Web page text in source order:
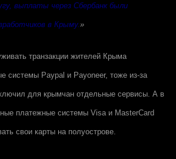
выплаты через Сбербанк были
в Крыму. »
транзакции жителей Крыма
системы Paypal и Payoneer, тоже из-за
для крымчан отдельные сервисы. А в
платежные системы Visa и MasterCard
свои карты на полуострове.